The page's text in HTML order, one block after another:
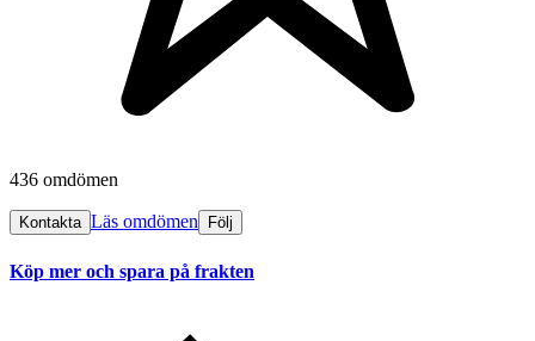
436 omdömen
Kontakta Läs omdömen Följ
Köp mer och spara på frakten